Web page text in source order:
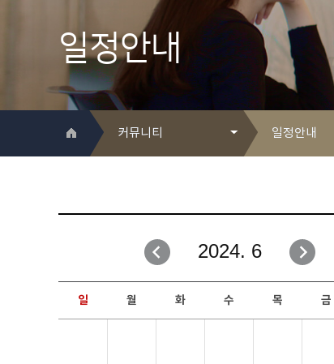
일정안내
커뮤니티
취업성공지원과
창업지원·교육센터
현장실습/IPP사업단
커뮤니티
일정안내
자유게시판
일정안내
보도자료
행사갤러리
2024. 6
일 월 화 수 목 금